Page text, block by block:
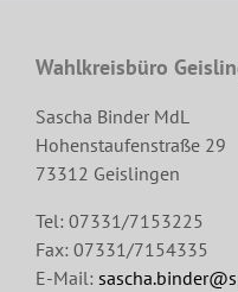
Wahlkreisbüro
Sascha Binder MdL
Hohenstaufenstraße 29
73312 Geislingen
Tel: 07331/7153225
Fax: 07331/7154335
E-Mail: